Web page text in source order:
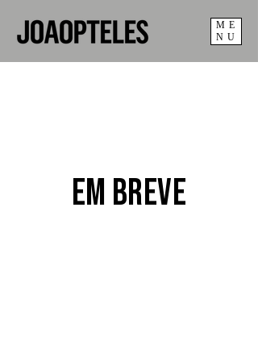
ME
NU
em breve